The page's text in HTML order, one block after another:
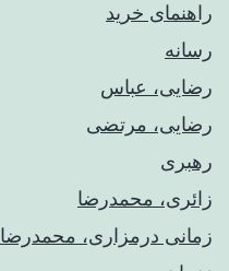
راهنمای خريد
رسانه
رضایی، عباس
رضایی، مرتضی
رهبری
زائری، محمدرضا
زمانی درمزاری، محمدرضا